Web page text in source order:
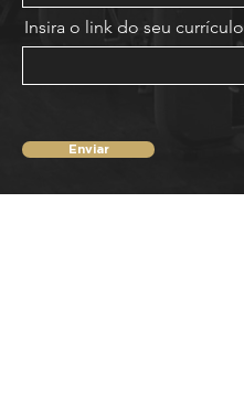
Insira o link do seu currículo
Enviar